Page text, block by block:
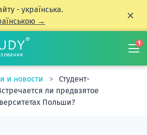
- українська.
→
1
и новости
Студент-
ли предвзятое
Польши?